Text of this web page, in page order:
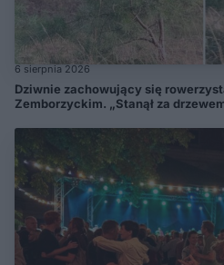
6 sierpnia 2026
Dziwnie zachowujący się
Zemborzyckim. „Stanął za